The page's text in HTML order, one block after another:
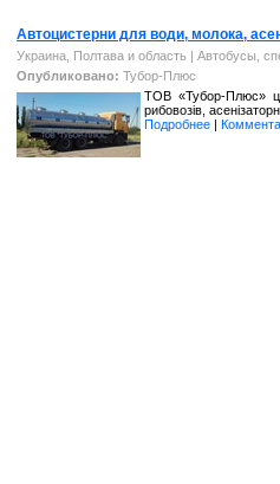
Автоцистерни для води, молока,
Украина, Полтава и область | Автобусы,
Опубликовано: Тубор-Плюс
ТОВ «Тубор-Плюс» це
рибовозів,
Подробнее |